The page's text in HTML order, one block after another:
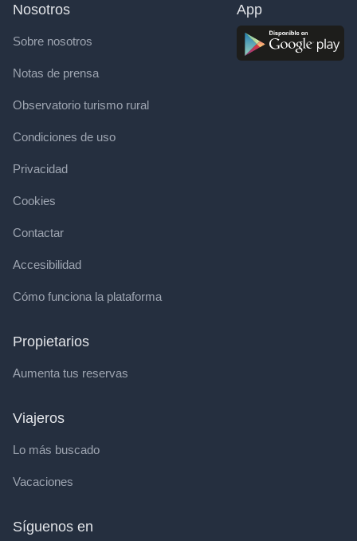
Nosotros
Sobre nosotros
Notas de prensa
Observatorio turismo rural
Condiciones de uso
Privacidad
Cookies
Contactar
Accesibilidad
Cómo funciona la plataforma
Propietarios
Aumenta tus reservas
Viajeros
Lo más buscado
Vacaciones
App
Síguenos en